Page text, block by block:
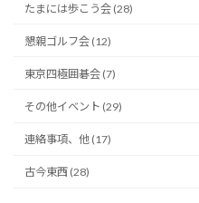
たまには歩こう会 (28)
懇親ゴルフ会 (12)
東京四極囲碁会 (7)
その他イベント (29)
連絡事項、他 (17)
古今東西 (28)